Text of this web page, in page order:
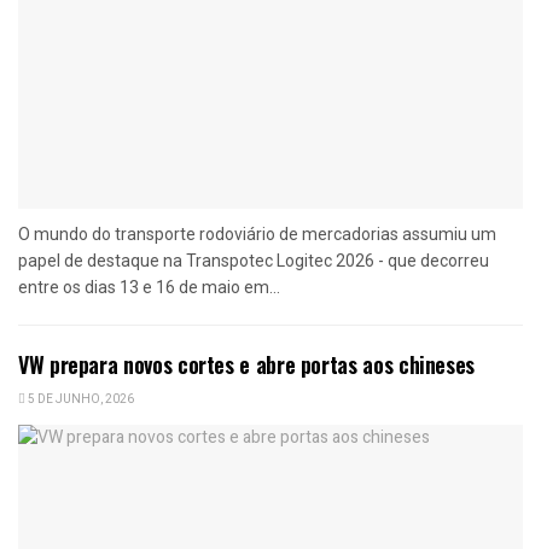
O mundo do transporte rodoviário de mercadorias assumiu um
papel de destaque na Transpotec Logitec 2026 - que decorreu
entre os dias 13 e 16 de maio em...
VW prepara novos cortes e abre portas aos chineses
5 DE JUNHO, 2026